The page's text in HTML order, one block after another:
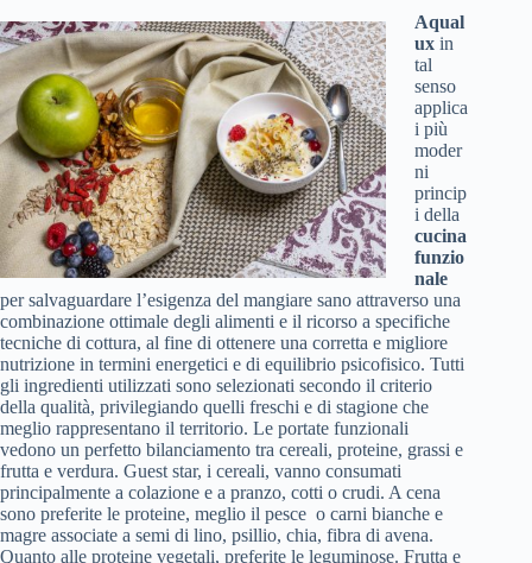
Aqual
ux in
tal
senso
applica
i più
moder
ni
princip
i della
cucina
funzio
nale
per salvaguardare l’esigenza del mangiare sano attraverso una
combinazione ottimale degli alimenti e il ricorso a specifiche
tecniche di cottura, al fine di ottenere una corretta e migliore
nutrizione in termini energetici e di equilibrio psicofisico. Tutti
gli ingredienti utilizzati sono selezionati secondo il criterio
della qualità, privilegiando quelli freschi e di stagione che
meglio rappresentano il territorio. Le portate funzionali
vedono un perfetto bilanciamento tra cereali, proteine, grassi e
frutta e verdura. Guest star, i cereali, vanno consumati
principalmente a colazione e a pranzo, cotti o crudi. A cena
sono preferite le proteine, meglio il pesce o carni bianche e
magre associate a semi di lino, psillio, chia, fibra di avena.
Quanto alle proteine vegetali, preferite le leguminose. Frutta e